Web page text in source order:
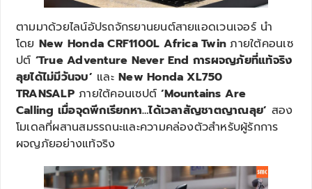
ตามมาด้วยไลน์อัปรถจักรยานยนต์สายแอดเวนเจอร์ นำ
โดย New Honda CRF1100L Africa Twinภายใต้คอนเซ
ปต์ ‘True Adventure Never End การผจญภัยที่แท้จริง
ลุยได้ไม่มีวันจบ’ และNew Honda XL750
TRANSALPภายใต้คอนเซปต์‘Mountains Are
Calling เมื่อจุดพีกเรียกหา…ได้เวลาสัญชาตญาณลุย’ สอง
โมเดลที่ผสานสมรรถนะและความคล่องตัวสำหรับผู้รักการ
ผจญภัยอย่างแท้จริง